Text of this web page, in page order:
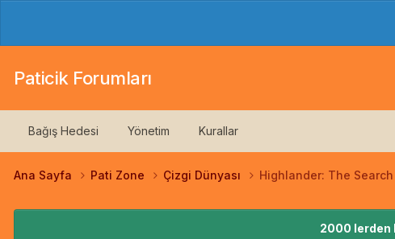
Paticik Forumları
Bağış Hedesi Yönetim Kurallar
Ana Sayfa Pati Zone Çizgi Dünyası Highlander: The
2000 lerden